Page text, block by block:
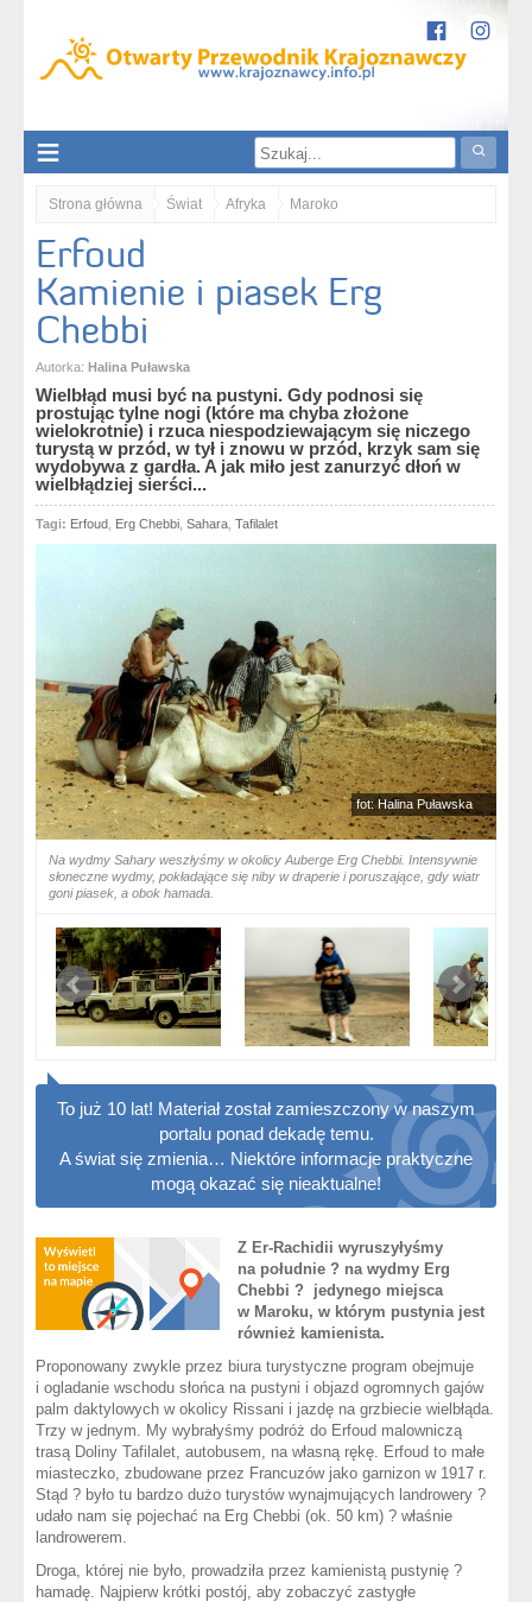
Strona główna Świat Afryka Maroko
Erfoud. Kamienie i piasek Erg Chebbi
Erfoud
Kamienie i piasek Erg
Chebbi
Autorka: Halina Puławska
Wielbłąd musi być na pustyni. Gdy podnosi się
prostując tylne nogi (które ma chyba złożone
wielokrotnie) i rzuca niespodziewającym się niczego
turystą w przód, w tył i znowu w przód, krzyk sam się
wydobywa z gardła. A jak miło jest zanurzyć dłoń w
wielbłądziej sierści...
Tagi: Erfoud Erg Chebbi Sahara Tafilalet
fot: Halina Puławska
Na wydmy Sahary weszłyśmy w okolicy Auberge Erg Chebbi. Intensywnie
słoneczne wydmy, pokładające się niby w draperie i poruszające, gdy wiatr
goni piasek, a obok hamada.
To już 10 lat! Materiał został zamieszczony w naszym
portalu ponad dekadę temu.
A świat się zmienia… Niektóre informacje praktyczne
mogą okazać się nieaktualne!
Z Er-Rachidii wyruszyłyśmy
na południe ? na wydmy Erg
Chebbi ? jedynego miejsca
w Maroku, w którym pustynia jest
również kamienista.
Proponowany zwykle przez biura turystyczne program obejmuje
i ogladanie wschodu słońca na pustyni i objazd ogromnych gajów
palm daktylowych w okolicy Rissani i jazdę na grzbiecie wielbłąda.
Trzy w jednym. My wybrałyśmy podróż do Erfoud malowniczą
trasą Doliny Tafilalet, autobusem, na własną rękę. Erfoud to małe
miasteczko, zbudowane przez Francuzów jako garnizon w 1917 r.
Stąd ? było tu bardzo dużo turystów wynajmujących landrowery ?
udało nam się pojechać na Erg Chebbi (ok. 50 km) ? właśnie
landrowerem.
Droga, której nie było, prowadziła przez kamienistą pustynię ?
hamadę. Najpierw krótki postój, aby zobaczyć zastygłe